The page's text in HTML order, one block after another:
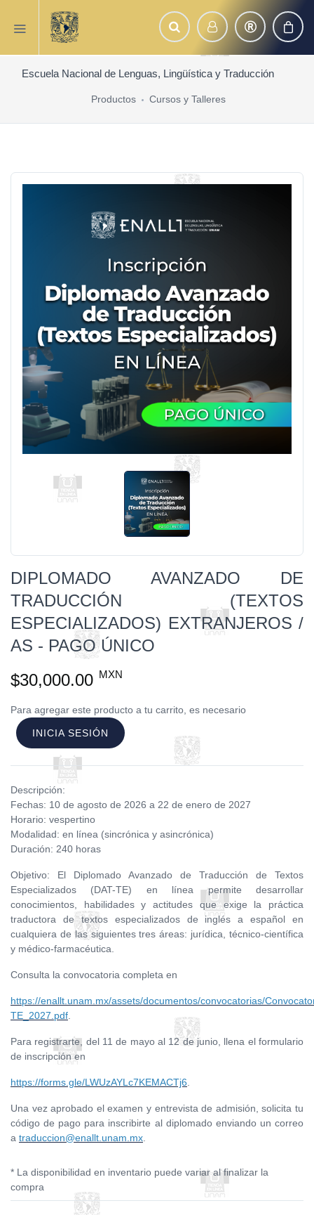
Escuela Nacional de Lenguas, Lingüística y Traducción
Productos Cursos y Talleres
DIPLOMADO AVANZADO DE
TRADUCCIÓN (TEXTOS
ESPECIALIZADOS) EXTRANJEROS /
AS - PAGO ÚNICO
$30,000.00 MXN
Para agregar este producto a tu carrito, es necesario
INICIA SESIÓN
Descripción:
Fechas: 10 de agosto de 2026 a 22 de enero de 2027
Horario: vespertino
Modalidad: en línea (sincrónica y asincrónica)
Duración: 240 horas
Objetivo: El Diplomado Avanzado de Traducción de Textos
Especializados (DAT-TE) en línea permite desarrollar
conocimientos, habilidades y actitudes que exige la práctica
traductora de textos especializados de inglés a español en
cualquiera de las siguientes tres áreas: jurídica, técnico-científica
y médico-farmacéutica.
Consulta la convocatoria completa en
https://enallt.unam.mx/assets/documentos/convocatorias/
TE_2027.pdf
Para registrarte, del 11 de mayo al 12 de junio, llena el formulario
de inscripción en
https://forms.gle/LWUzAYLc7KEMACTj6
Una vez aprobado el examen y entrevista de admisión, solicita tu
código de pago para inscribirte al diplomado enviando un correo
a traduccion@enallt.unam.mx
* La disponibilidad en inventario puede variar al finalizar la
compra